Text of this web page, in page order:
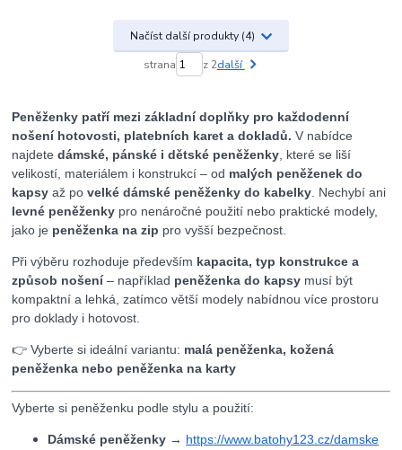
Načíst další produkty (4)
strana z 2další
Peněženky patří mezi základní doplňky pro každodenní
nošení hotovosti, platebních karet a dokladů. V nabídce
najdetedámské, pánské i dětské peněženky , které se liší
velikostí, materiálem i konstrukcí – od malých peněženek do
kapsy až povelké dámské peněženky do kabelky . Nechybí ani
levné peněženky pro nenáročné použití nebo praktické modely,
jako je peněženka na zip pro vyšší bezpečnost.
Při výběru rozhoduje především kapacita, typ konstrukce a
způsob nošení– například peněženka do kapsy musí být
kompaktní a lehká, zatímco větší modely nabídnou více prostoru
pro doklady i hotovost.
👉 Vyberte si ideální variantu: malá peněženka, kožená
peněženka nebo peněženka na karty
Vyberte si peněženku podle stylu a použití:
Dámské peněženky → https://www.batohy123.cz/damske